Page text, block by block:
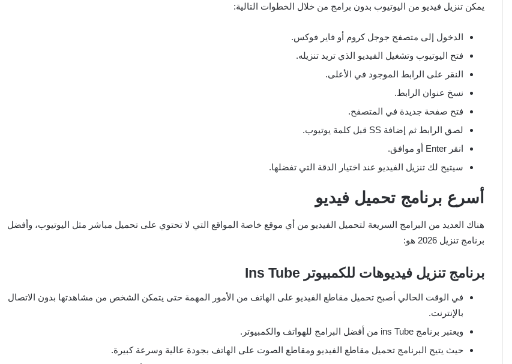
يمكن تنزيل فيديو من اليوتيوب بدون برامج من خلال الخطوات التالية:
الدخول إلى متصفح جوجل كروم أو فاير فوكس.
فتح اليوتيوب وتشغيل الفيديو الذي تريد تنزيله.
النقر على الرابط الموجود في الأعلى.
نسخ عنوان الرابط.
فتح صفحة جديدة في المتصفح.
لصق الرابط ثم إضافة SS قبل كلمة يوتيوب.
انقر Enter أو موافق.
سيتيح لك تنزيل الفيديو عند اختيار الدقة التي تفضلها.
أسرع برنامج تحميل فيديو
هناك العديد من البرامج السريعة لتحميل الفيديو من أي موقع خاصة المواقع التي لا تحتوي على تحميل مباشر مثل اليوتيوب، وأفضل
برنامج تنزيل 2026 هو:
برنامج تنزيل فيديوهات للكمبيوتر Ins Tube
في الوقت الحالي أصبح تحميل مقاطع الفيديو على الهاتف من الأمور المهمة حتى يتمكن الشخص من مشاهدتها بدون الاتصال
بالإنترنت.
ويعتبر برنامج ins Tube من أفضل البرامج للهواتف والكمبيوتر.
حيث يتيح البرنامج تحميل مقاطع الفيديو ومقاطع الصوت على الهاتف بجودة عالية وسرعة كبيرة.